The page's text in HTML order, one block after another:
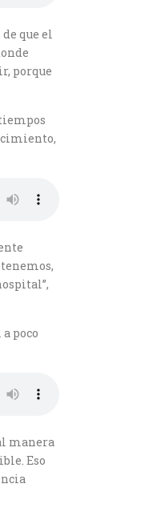
que el
porque
poco
manera
Eso